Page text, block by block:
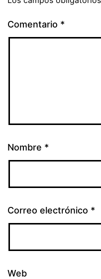
Comentario *
Nombre *
Correo electrónico *
Web